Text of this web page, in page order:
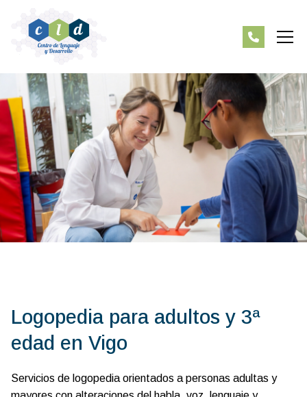
Logopedia para adultos y 3ª
edad en Vigo
Servicios de logopedia orientados a personas adultas y